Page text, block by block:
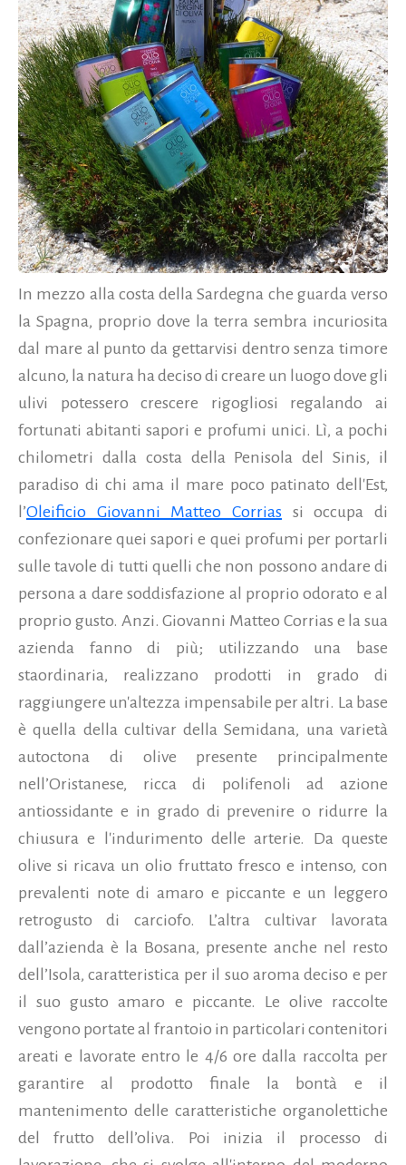
In mezzo alla costa della Sardegna che guarda verso
la Spagna, proprio dove la terra sembra incuriosita
dal mare al punto da gettarvisi dentro senza timore
alcuno, la natura ha deciso di creare un luogo dove gli
ulivi potessero crescere rigogliosi regalando ai
fortunati abitanti sapori e profumi unici. Lì, a pochi
chilometri dalla costa della Penisola del Sinis, il
paradiso di chi ama il mare poco patinato dell'Est,
l’Oleificio Giovanni Matteo Corrias si occupa di
confezionare quei sapori e quei profumi per portarli
sulle tavole di tutti quelli che non possono andare di
persona a dare soddisfazione al proprio odorato e al
proprio gusto. Anzi.Giovanni Matteo Corrias e la sua
azienda fanno di più; utilizzando una base
staordinaria, realizzano prodotti in grado di
raggiungere un'altezza impensabile per altri. La base
è quella della cultivar della Semidana, una varietà
autoctona di olive presente principalmente
nell’Oristanese, ricca di polifenoli ad azione
antiossidante e in grado di prevenire o ridurre la
chiusura e l'indurimento delle arterie. Da queste
olive si ricava un olio fruttato fresco e intenso, con
prevalenti note di amaro e piccante e un leggero
retrogusto di carciofo. L’altra cultivar lavorata
dall’azienda è la Bosana, presente anche nel resto
dell’Isola, caratteristica per il suo aroma deciso e per
il suo gusto amaro e piccante. Le olive raccolte
vengono portate al frantoio in particolari contenitori
areati e lavorate entro le 4/6 ore dalla raccolta per
garantire al prodotto finale la bontà e il
mantenimento delle caratteristiche organolettiche
del frutto dell’oliva. Poi inizia il processo di